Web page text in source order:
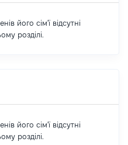
його сім'ї відсутні
розділі.
його сім'ї відсутні
розділі.